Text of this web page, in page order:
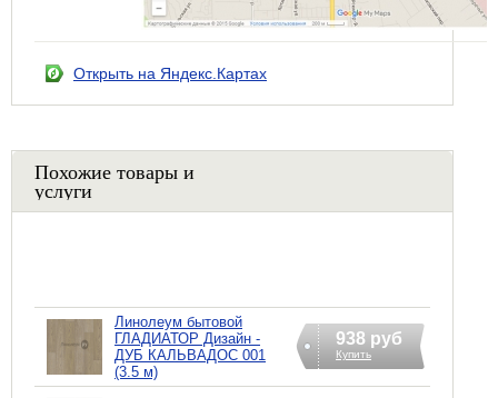
Открыть на Яндекс.Картах
Похожие товары и
услуги
Линолеум бытовой
ГЛАДИАТОР Дизайн -
ДУБ КАЛЬВАДОС 001
(3.5 м)
938 руб
Купить